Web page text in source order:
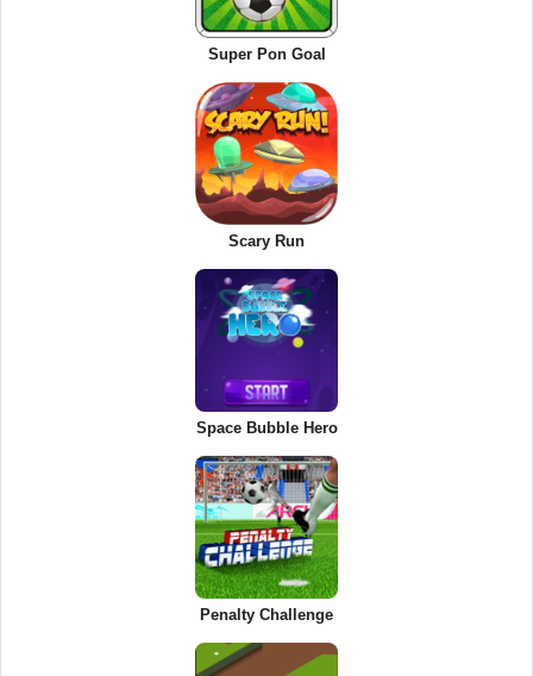
Super Pon Goal
Scary Run
Space Bubble Hero
Penalty Challenge